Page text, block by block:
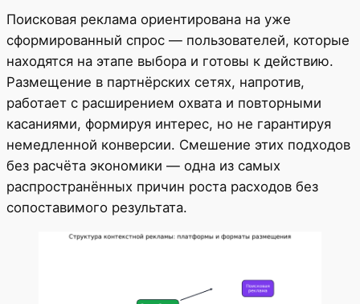
Поисковая реклама ориентирована на уже
сформированный спрос — пользователей, которые
находятся на этапе выбора и готовы к действию.
Размещение в партнёрских сетях, напротив,
работает с расширением охвата и повторными
касаниями, формируя интерес, но не гарантируя
немедленной конверсии. Смешение этих подходов
без расчёта экономики — одна из самых
распространённых причин роста расходов без
сопоставимого результата.